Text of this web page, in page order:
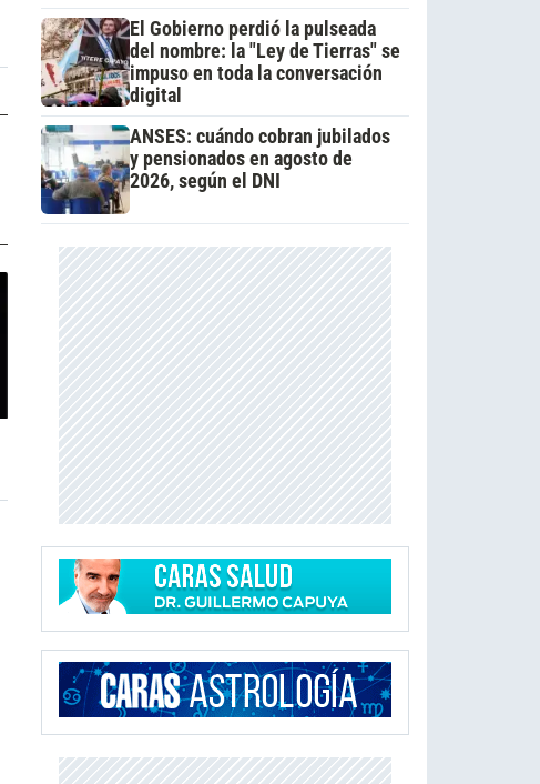
El Gobierno perdió la pulseada
del nombre: la "Ley de Tierras" se
impuso en toda la conversación
digital
ANSES: cuándo cobran jubilados
y pensionados en agosto de
2026, según el DNI